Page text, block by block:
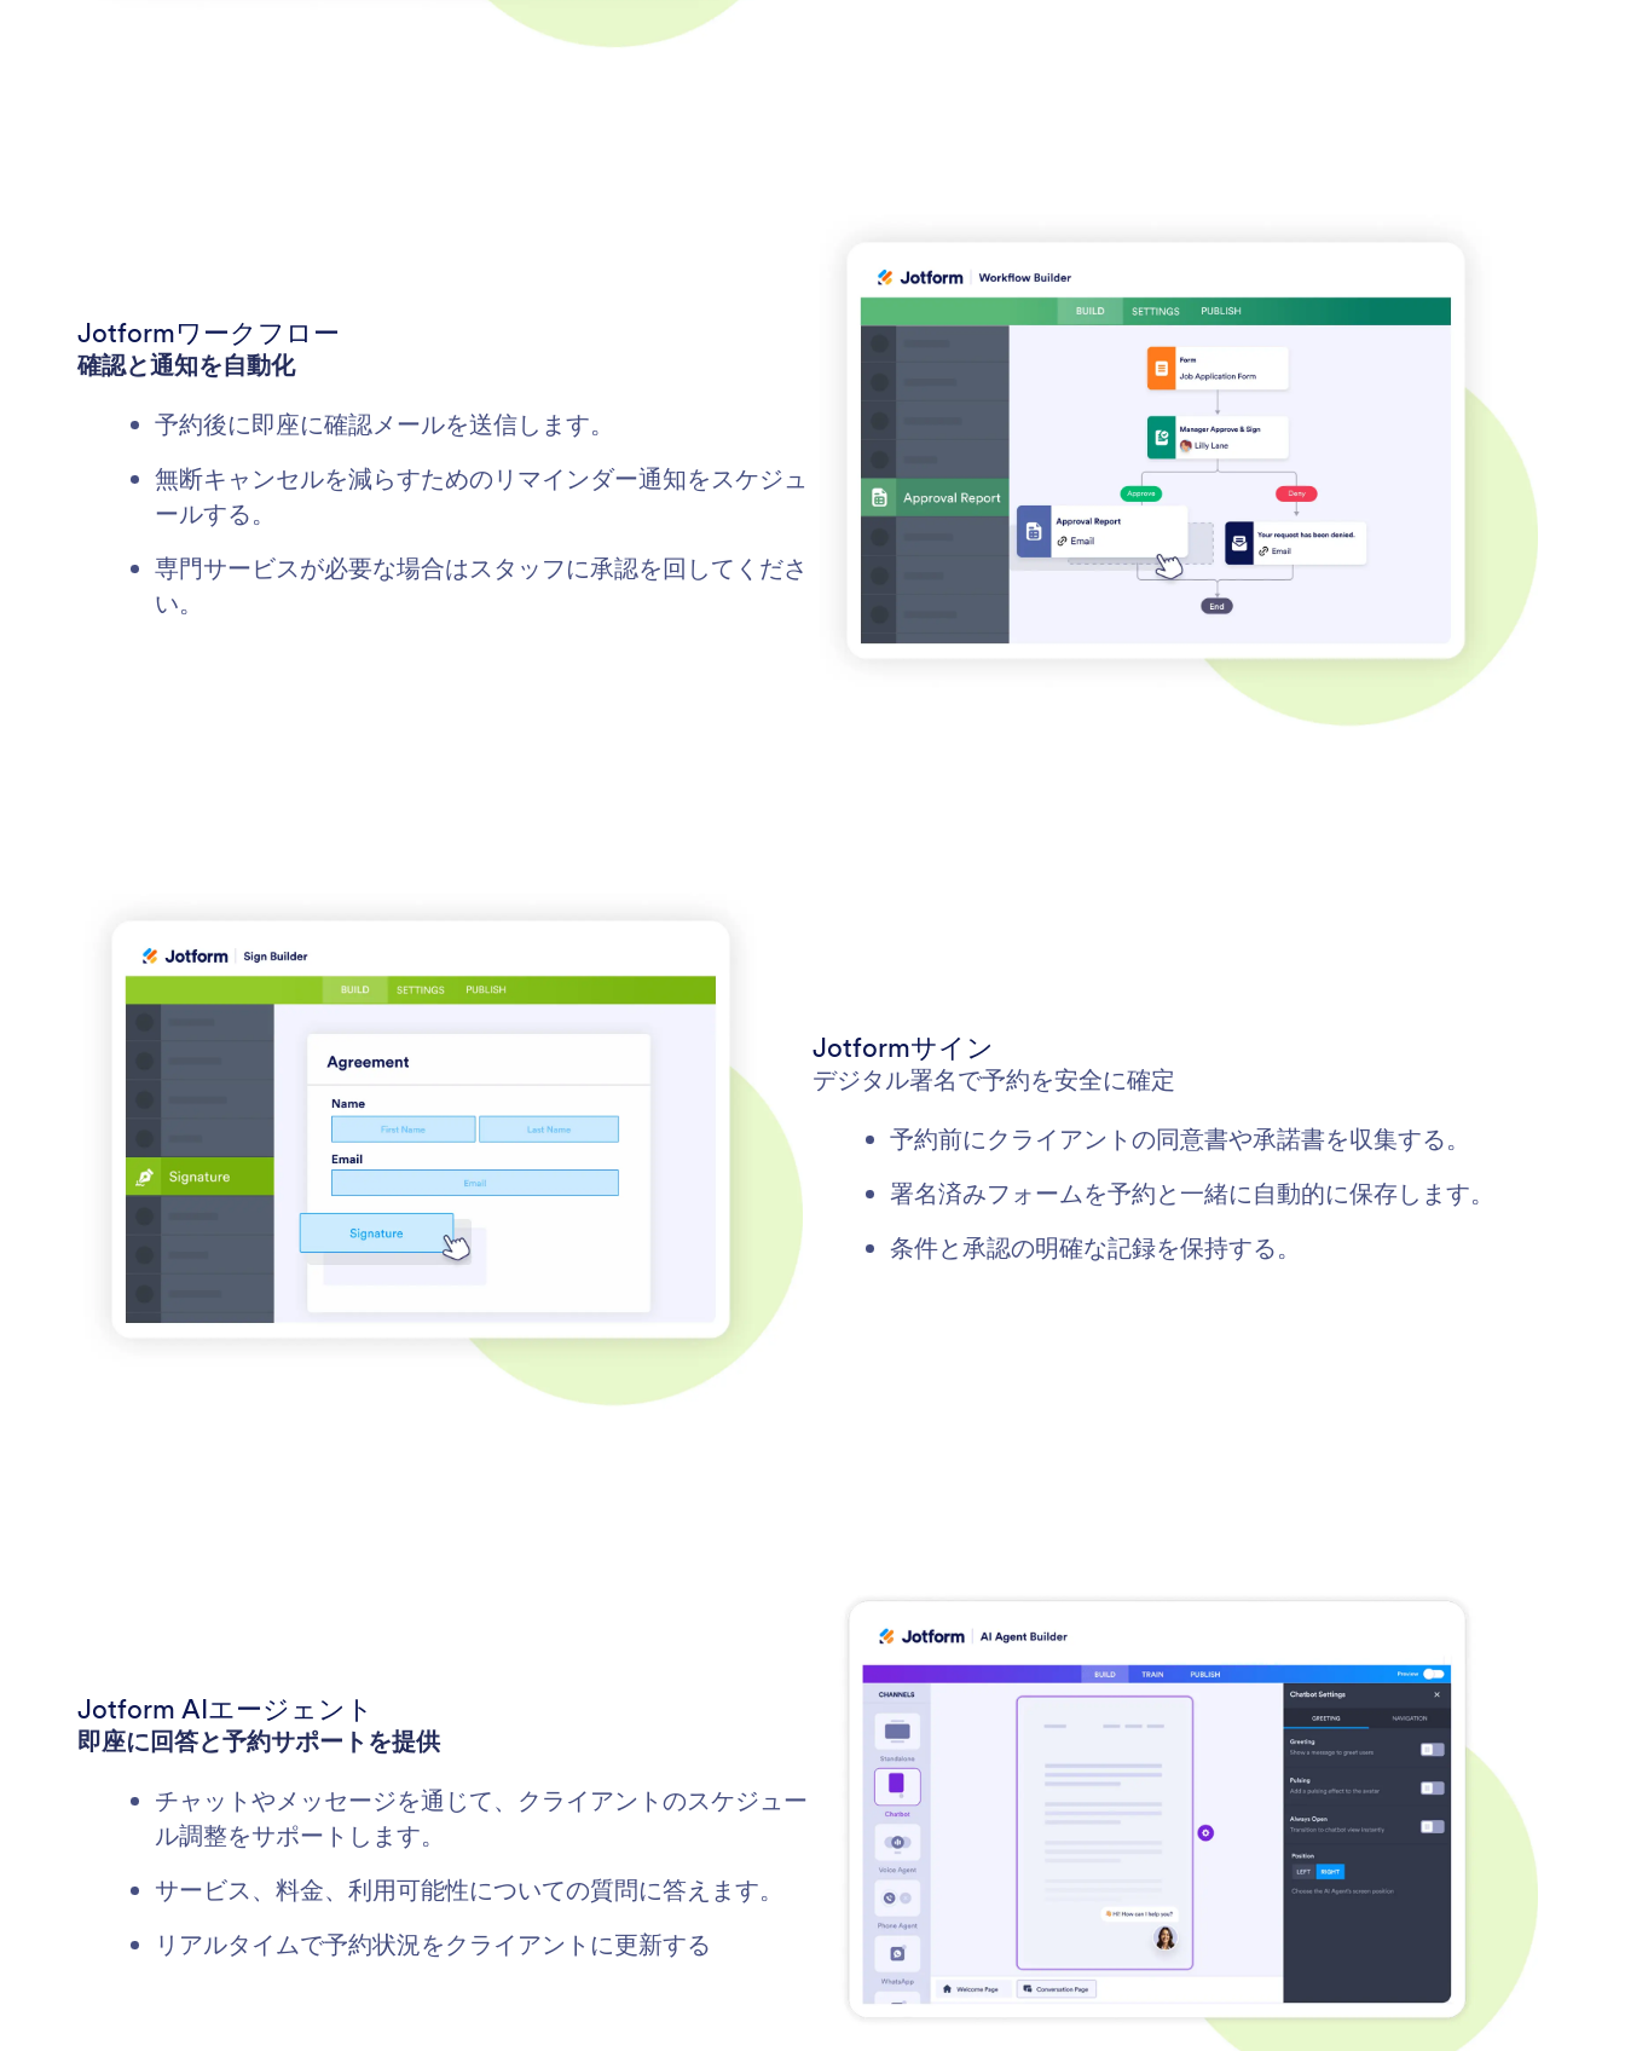
Jotformワークフロー
確認と通知を自動化
予約後に即座に確認メールを送信します。
無断キャンセルを減らすためのリマインダー通知をスケジュ
ールする。
専門サービスが必要な場合はスタッフに承認を回してくださ
い。
Jotformサイン
デジタル署名で予約を安全に確定
予約前にクライアントの同意書や承諾書を収集する。
署名済みフォームを予約と一緒に自動的に保存します。
条件と承認の明確な記録を保持する。
Jotform AIエージェント
即座に回答と予約サポートを提供
チャットやメッセージを通じて、クライアントのスケジュー
ル調整をサポートします。
サービス、料金、利用可能性についての質問に答えます。
リアルタイムで予約状況をクライアントに更新する